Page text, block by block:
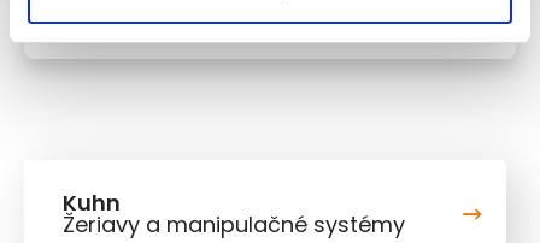
Triediče
Kuhn
Žeriavy a manipulačné systémy